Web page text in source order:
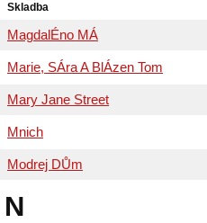
Skladba
MagdalÉno MÁ
Marie, SÁra A BlÁzen Tom
Mary Jane Street
Mnich
Modrej DŮm
N